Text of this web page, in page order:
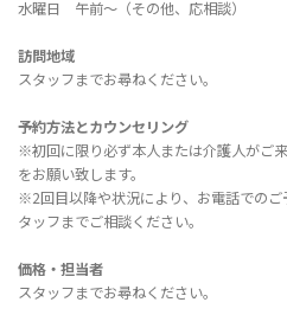
水曜日 午前〜（その他、応相談）
訪問地域
スタッフまでお尋ねください。
予約方法とカウンセリング
※初回に限り必ず本人または介護人がご
をお願い致します。
※2回目以降や状況により、お電話での
タッフまでご相談ください。
価格・担当者
スタッフまでお尋ねください。